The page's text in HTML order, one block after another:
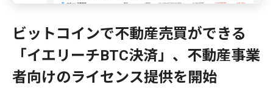
ビットコインで不動産売買ができる
「イエリーチBTC決済」、不動産事業
者向けのライセンス提供を開始